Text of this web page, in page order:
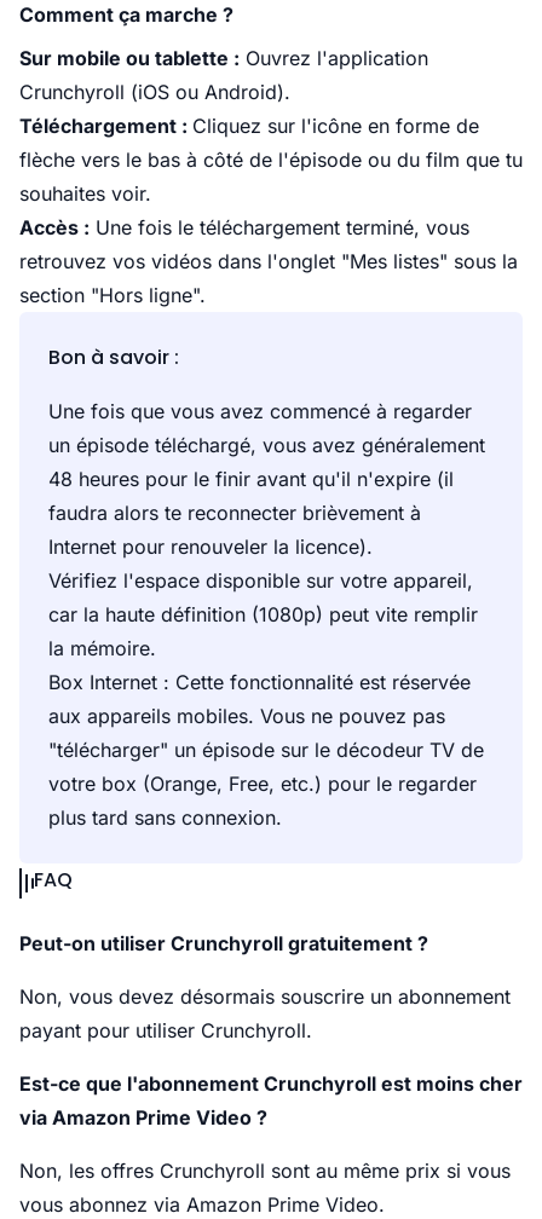
Comment ça marche ?
Sur mobile ou tablette : Ouvrez l'application
Crunchyroll (iOS ou Android).
Téléchargement : Cliquez sur l'icône en forme de
flèche vers le bas à côté de l'épisode ou du film que tu
souhaites voir.
Accès : Une fois le téléchargement terminé, vous
retrouvez vos vidéos dans l'onglet "Mes listes" sous la
section "Hors ligne".
Bon à savoir :
Une fois que vous avez commencé à regarder
un épisode téléchargé, vous avez généralement
48 heures pour le finir avant qu'il n'expire (il
faudra alors te reconnecter brièvement à
Internet pour renouveler la licence).
Vérifiez l'espace disponible sur votre appareil,
car la haute définition (1080p) peut vite remplir
la mémoire.
Box Internet : Cette fonctionnalité est réservée
aux appareils mobiles. Vous ne pouvez pas
"télécharger" un épisode sur le décodeur TV de
votre box (Orange, Free, etc.) pour le regarder
plus tard sans connexion.
FAQ
Peut-on utiliser Crunchyroll gratuitement ?
Non, vous devez désormais souscrire un abonnement
payant pour utiliser Crunchyroll.
Est-ce que l'abonnement Crunchyroll est moins cher
via Amazon Prime Video ?
Non, les offres Crunchyroll sont au même prix si vous
vous abonnez via Amazon Prime Video.